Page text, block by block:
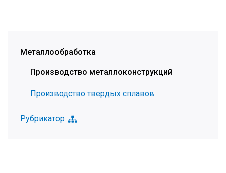
Металлообработка
Производство металлоконструкций
Производство твердых сплавов
Рубрикатор